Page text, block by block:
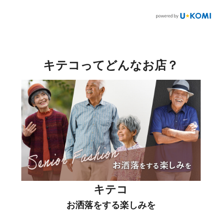
キテコってどんなお店？
キテコ
お洒落をする楽しみを